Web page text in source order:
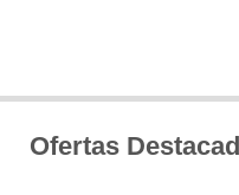
Ofertas